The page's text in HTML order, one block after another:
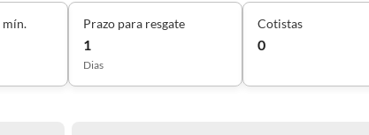
Prazo para resgate
1
Dias
Cotistas
0